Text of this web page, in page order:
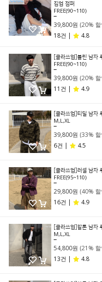
집업 점퍼
FREE(90~110)
39,800원 (20%
18건 |
4.8
[클라쓰업]블린 남자
FREE(90~110)
39,800원 (20%
11건 |
4.9
[클라쓰업]티딜 남자
M,L,XL
39,800원 (33%
6건 |
4.5
[클라쓰업]러셀 남자
FREE(95~110)
29,800원 (40%
16건 |
4.9
[클라쓰업]칼론 남자
M,L,XL
54,800원 (21%
13건 |
4.8